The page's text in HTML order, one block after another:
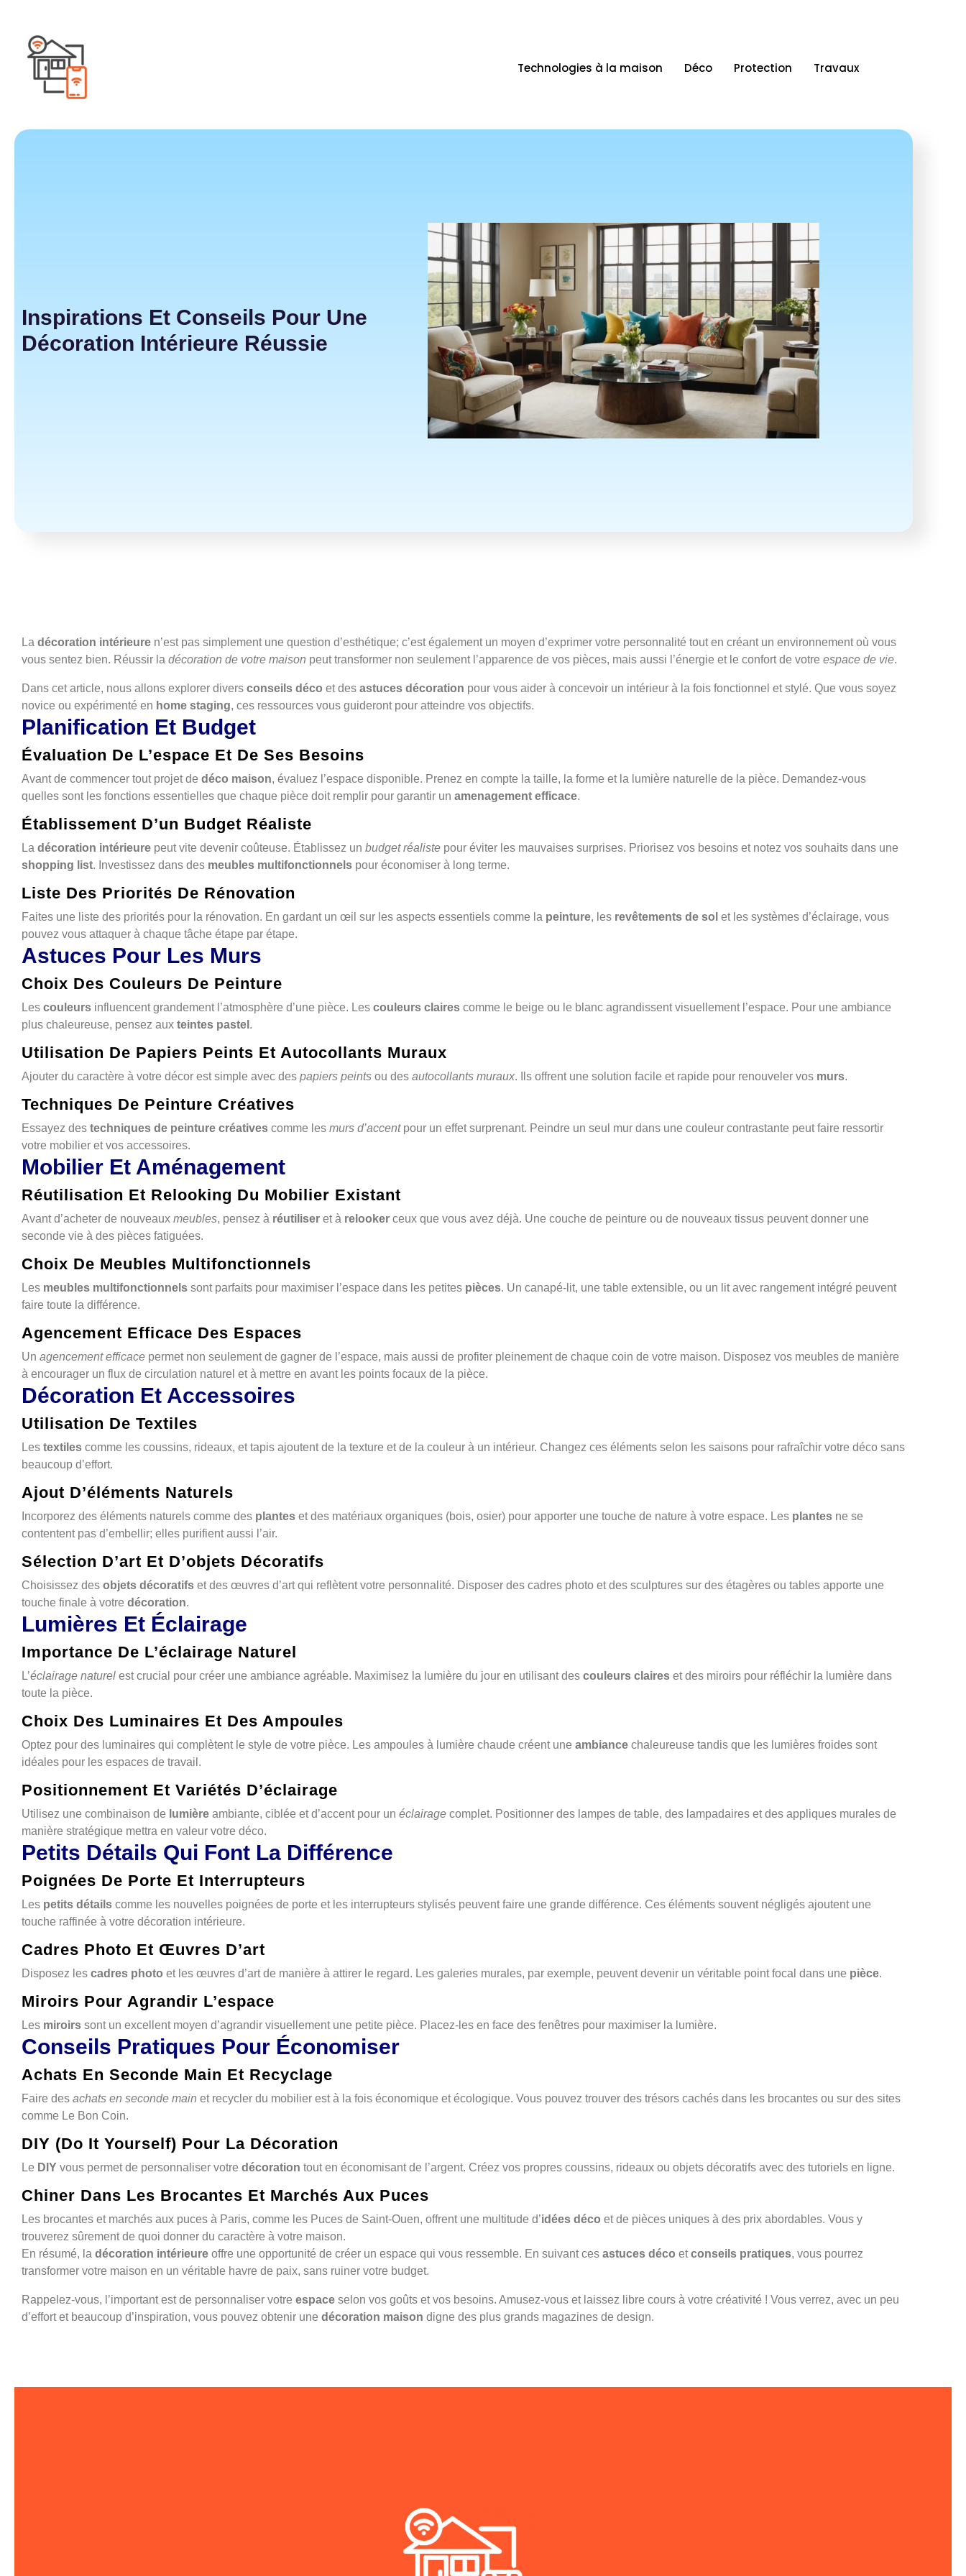
Technologies à la maison Déco Protection Travaux
Inspirations Et Conseils Pour Une
Décoration Intérieure Réussie
La décoration intérieure n’est pas simplement une question d’esthétique; c’est également un moyen d’exprimer votre personnalité tout en créant un environnement où vous
vous sentez bien. Réussir la décoration de votre maison peut transformer non seulement l’apparence de vos pièces, mais aussi l’énergie et le confort de votre espace de vie.
Dans cet article, nous allons explorer divers conseils déco et des astuces décoration pour vous aider à concevoir un intérieur à la fois fonctionnel et stylé. Que vous soyez
novice ou expérimenté en home staging, ces ressources vous guideront pour atteindre vos objectifs.
Planification Et Budget
Évaluation De L’espace Et De Ses Besoins
Avant de commencer tout projet de déco maison, évaluez l’espace disponible. Prenez en compte la taille, la forme et la lumière naturelle de la pièce. Demandez-vous
quelles sont les fonctions essentielles que chaque pièce doit remplir pour garantir un amenagement efficace.
Établissement D’un Budget Réaliste
La décoration intérieure peut vite devenir coûteuse. Établissez un budget réaliste pour éviter les mauvaises surprises. Priorisez vos besoins et notez vos souhaits dans une
shopping list. Investissez dans des meubles multifonctionnels pour économiser à long terme.
Liste Des Priorités De Rénovation
Faites une liste des priorités pour la rénovation. En gardant un œil sur les aspects essentiels comme la peinture, les revêtements de sol et les systèmes d’éclairage, vous
pouvez vous attaquer à chaque tâche étape par étape.
Astuces Pour Les Murs
Choix Des Couleurs De Peinture
Les couleurs influencent grandement l’atmosphère d’une pièce. Les couleurs claires comme le beige ou le blanc agrandissent visuellement l’espace. Pour une ambiance
plus chaleureuse, pensez aux teintes pastel .
Utilisation De Papiers Peints Et Autocollants Muraux
Ajouter du caractère à votre décor est simple avec des papiers peints ou des autocollants muraux. Ils offrent une solution facile et rapide pour renouveler vos murs.
Techniques De Peinture Créatives
Essayez des techniques de peinture créatives comme les murs d’accentpour un effet surprenant. Peindre un seul mur dans une couleur contrastante peut faire ressortir
votre mobilier et vos accessoires.
Mobilier Et Aménagement
Réutilisation Et Relooking Du Mobilier Existant
Avant d’acheter de nouveaux meubles, pensez à réutiliser et à relooker ceux que vous avez déjà. Une couche de peinture ou de nouveaux tissus peuvent donner une
seconde vie à des pièces fatiguées.
Choix De Meubles Multifonctionnels
Les meubles multifonctionnels sont parfaits pour maximiser l’espace dans les petites pièces. Un canapé-lit, une table extensible, ou un lit avec rangement intégré peuvent
faire toute la différence.
Agencement Efficace Des Espaces
Un agencement efficace permet non seulement de gagner de l’espace, mais aussi de profiter pleinement de chaque coin de votre maison. Disposez vos meubles de manière
à encourager un flux de circulation naturel et à mettre en avant les points focaux de la pièce.
Décoration Et Accessoires
Utilisation De Textiles
Les textiles comme les coussins, rideaux, et tapis ajoutent de la texture et de la couleur à un intérieur. Changez ces éléments selon les saisons pour rafraîchir votre déco sans
beaucoup d’effort.
Ajout D’éléments Naturels
Incorporez des éléments naturels comme des plantes et des matériaux organiques (bois, osier) pour apporter une touche de nature à votre espace. Les plantes ne se
contentent pas d’embellir; elles purifient aussi l’air.
Sélection D’art Et D’objets Décoratifs
Choisissez des objets décoratifs et des œuvres d’art qui reflètent votre personnalité. Disposer des cadres photo et des sculptures sur des étagères ou tables apporte une
touche finale à votre décoration.
Lumières Et Éclairage
Importance De L’éclairage Naturel
L’éclairage naturel est crucial pour créer une ambiance agréable. Maximisez la lumière du jour en utilisant des couleurs claires et des miroirs pour réfléchir la lumière dans
toute la pièce.
Choix Des Luminaires Et Des Ampoules
Optez pour des luminaires qui complètent le style de votre pièce. Les ampoules à lumière chaude créent une ambiance chaleureuse tandis que les lumières froides sont
idéales pour les espaces de travail.
Positionnement Et Variétés D’éclairage
Utilisez une combinaison de lumière ambiante, ciblée et d’accent pour un éclairage complet. Positionner des lampes de table, des lampadaires et des appliques murales de
manière stratégique mettra en valeur votre déco.
Petits Détails Qui Font La Différence
Poignées De Porte Et Interrupteurs
Les petits détails comme les nouvelles poignées de porte et les interrupteurs stylisés peuvent faire une grande différence. Ces éléments souvent négligés ajoutent une
touche raffinée à votre décoration intérieure.
Cadres Photo Et Œuvres D’art
Disposez les cadres photo et les œuvres d’art de manière à attirer le regard. Les galeries murales, par exemple, peuvent devenir un véritable point focal dans une pièce.
Miroirs Pour Agrandir L’espace
Les miroirs sont un excellent moyen d’agrandir visuellement une petite pièce. Placez-les en face des fenêtres pour maximiser la lumière.
Conseils Pratiques Pour Économiser
Achats En Seconde Main Et Recyclage
Faire des achats en seconde main et recycler du mobilier est à la fois économique et écologique. Vous pouvez trouver des trésors cachés dans les brocantes ou sur des sites
comme Le Bon Coin.
DIY (Do It Yourself) Pour La Décoration
Le DIY vous permet de personnaliser votre décoration tout en économisant de l’argent. Créez vos propres coussins, rideaux ou objets décoratifs avec des tutoriels en ligne.
Chiner Dans Les Brocantes Et Marchés Aux Puces
Les brocantes et marchés aux puces à Paris, comme les Puces de Saint-Ouen, offrent une multitude d’idées déco et de pièces uniques à des prix abordables. Vous y
trouverez sûrement de quoi donner du caractère à votre maison.
En résumé, la décoration intérieure offre une opportunité de créer un espace qui vous ressemble. En suivant ces astuces déco etconseils pratiques, vous pourrez
transformer votre maison en un véritable havre de paix, sans ruiner votre budget.
Rappelez-vous, l’important est de personnaliser votre espace selon vos goûts et vos besoins. Amusez-vous et laissez libre cours à votre créativité ! Vous verrez, avec un peu
d’effort et beaucoup d’inspiration, vous pouvez obtenir une décoration maison digne des plus grands magazines de design.